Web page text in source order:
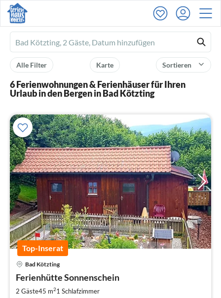
Ferienhausmiete
logo
Sortieren
Karte
Alle Filter
6 Ferienwohnungen & Ferienhäuser für Ihren
Urlaub in den Bergen in Bad Kötzting
Top-Inserat
Bad Kötzting
Ferienhütte Sonnenschein
2 Gäste45 m21 Schlafzimmer